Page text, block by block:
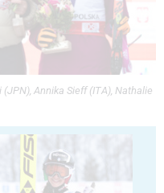
Annika Sieff (ITA), Nathalie